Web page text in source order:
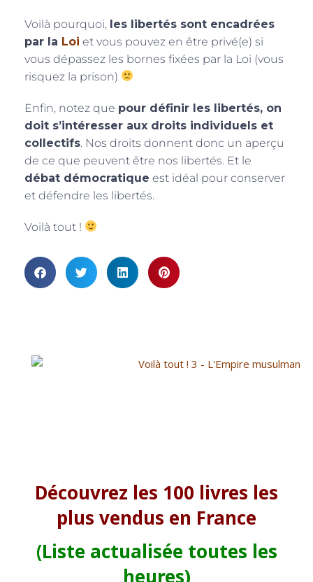
Voilà pourquoi, les libertés sont encadrées
par la Loi et vous pouvez en être privé(e) si
vous dépassez les bornes fixées par la Loi (vous
risquez la prison)
Enfin, notez que pour définir les libertés, on
doit s’intéresser aux droits individuels et
collectifs. Nos droits donnent donc un aperçu
de ce que peuvent être nos libertés. Et le
débat démocratique est idéal pour conserver
et défendre les libertés.
Voilà tout !
Découvrez les 100 livres les
plus vendus en France
(Liste actualisée toutes les
heures)